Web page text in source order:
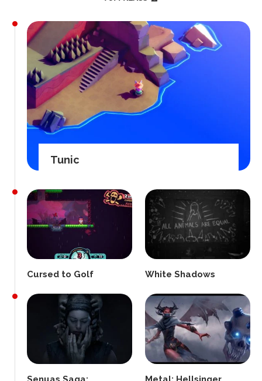
Tunic
Cursed to Golf White Shadows